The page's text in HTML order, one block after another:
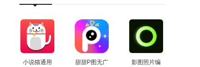
小说猫通用
甜甜P图无广
影图照片编